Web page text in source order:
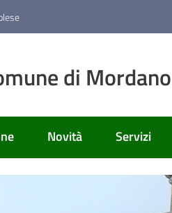
di Mordano
Novità Servizi